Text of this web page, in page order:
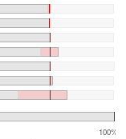
100%